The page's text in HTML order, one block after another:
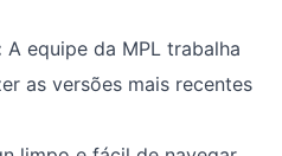
A equipe da MPL trabalha
as versões mais recentes